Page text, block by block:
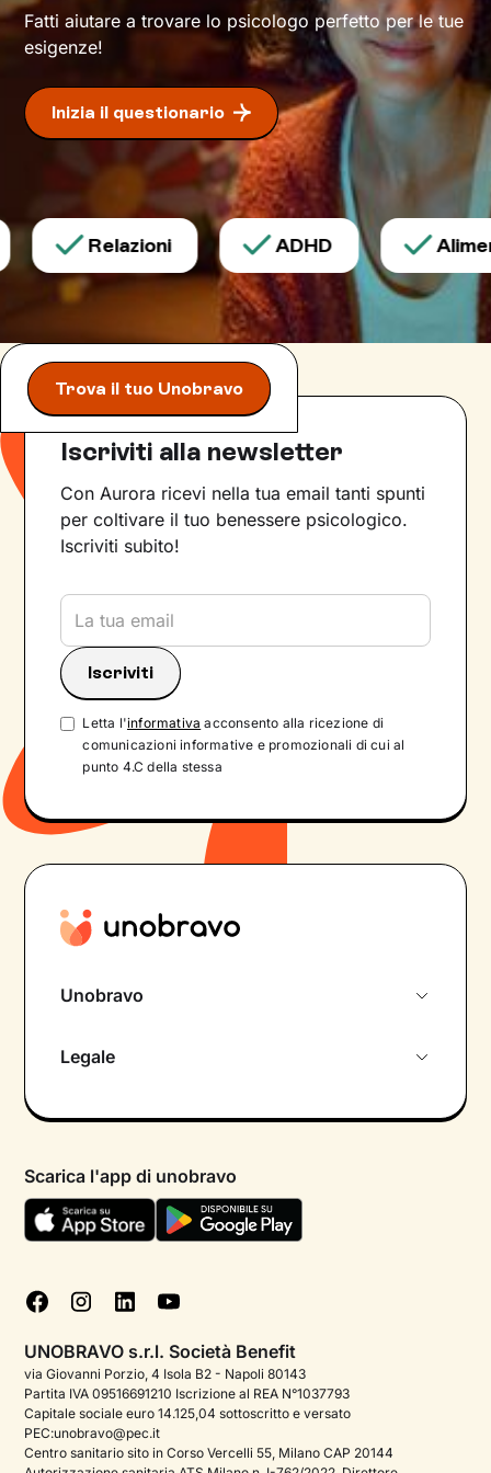
pienamente cosciente.
Questo ti consentirà di riscoprire alcune tue
qualità che erano rimaste in secondo piano, e
di individuare risorse interiori che ti
permetteranno diesprimerti con modalità
nuove
Fatti aiutare a trovare lo psicologo perfetto per le tue
esigenze!
Inizia il questionario
Relazioni ADHD
Trova il tuo Unobravo
Iscriviti alla newsletter
Con Aurora ricevi nella tua email tanti spunti
per coltivare il tuo benessere psicologico.
Iscriviti subito!
Letta l'informativa acconsento alla ricezione di
comunicazioni informative e promozionali di cui al
punto 4.C della stessa
Unobravo
Psicologo in chat
Aiuto urgente
FAQ
Podcast di psicologia
Corporate
Psicologo italiano all'estero
Legale
Termini e condizioni
Informativa Privacy
Cookie policy
Gestisci cookie
Scarica l'app di unobravo
UNOBRAVO s.r.l. Società Benefit
via Giovanni Porzio, 4 Isola B2 - Napoli 80143
Partita IVA 09516691210 Iscrizione al REA N°1037793
Capitale sociale euro 14.125,04 sottoscritto e versato
PEC:unobravo@pec.it
Centro sanitario sito in Corso Vercelli 55, Milano CAP 20144